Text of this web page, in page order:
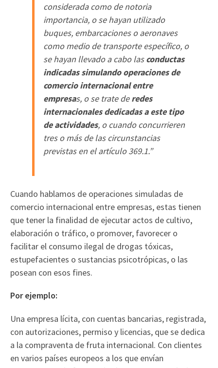
considerada como de notoria
importancia, o se hayan utilizado
buques, embarcaciones o aeronaves
como medio de transporte específico, o
se hayan llevado a cabo lasconductas
indicadas simulando operaciones de
comercio internacional entre
empresas, o se trate deredes
internacionales dedicadas a este tipo
de actividades, o cuando concurrieren
tres o más de las circunstancias
previstas en el artículo 369.1.”
Cuando hablamos de operaciones simuladas de
comercio internacional entre empresas, estas tienen
que tener la finalidad de ejecutar actos de cultivo,
elaboración o tráfico, o promover, favorecer o
facilitar el consumo ilegal de drogas tóxicas,
estupefacientes o sustancias psicotrópicas, o las
posean con esos fines.
Por ejemplo:
Una empresa lícita, con cuentas bancarias, registrada,
con autorizaciones, permiso y licencias, que se dedica
a la compraventa de fruta internacional. Con clientes
en varios países europeos a los que envían